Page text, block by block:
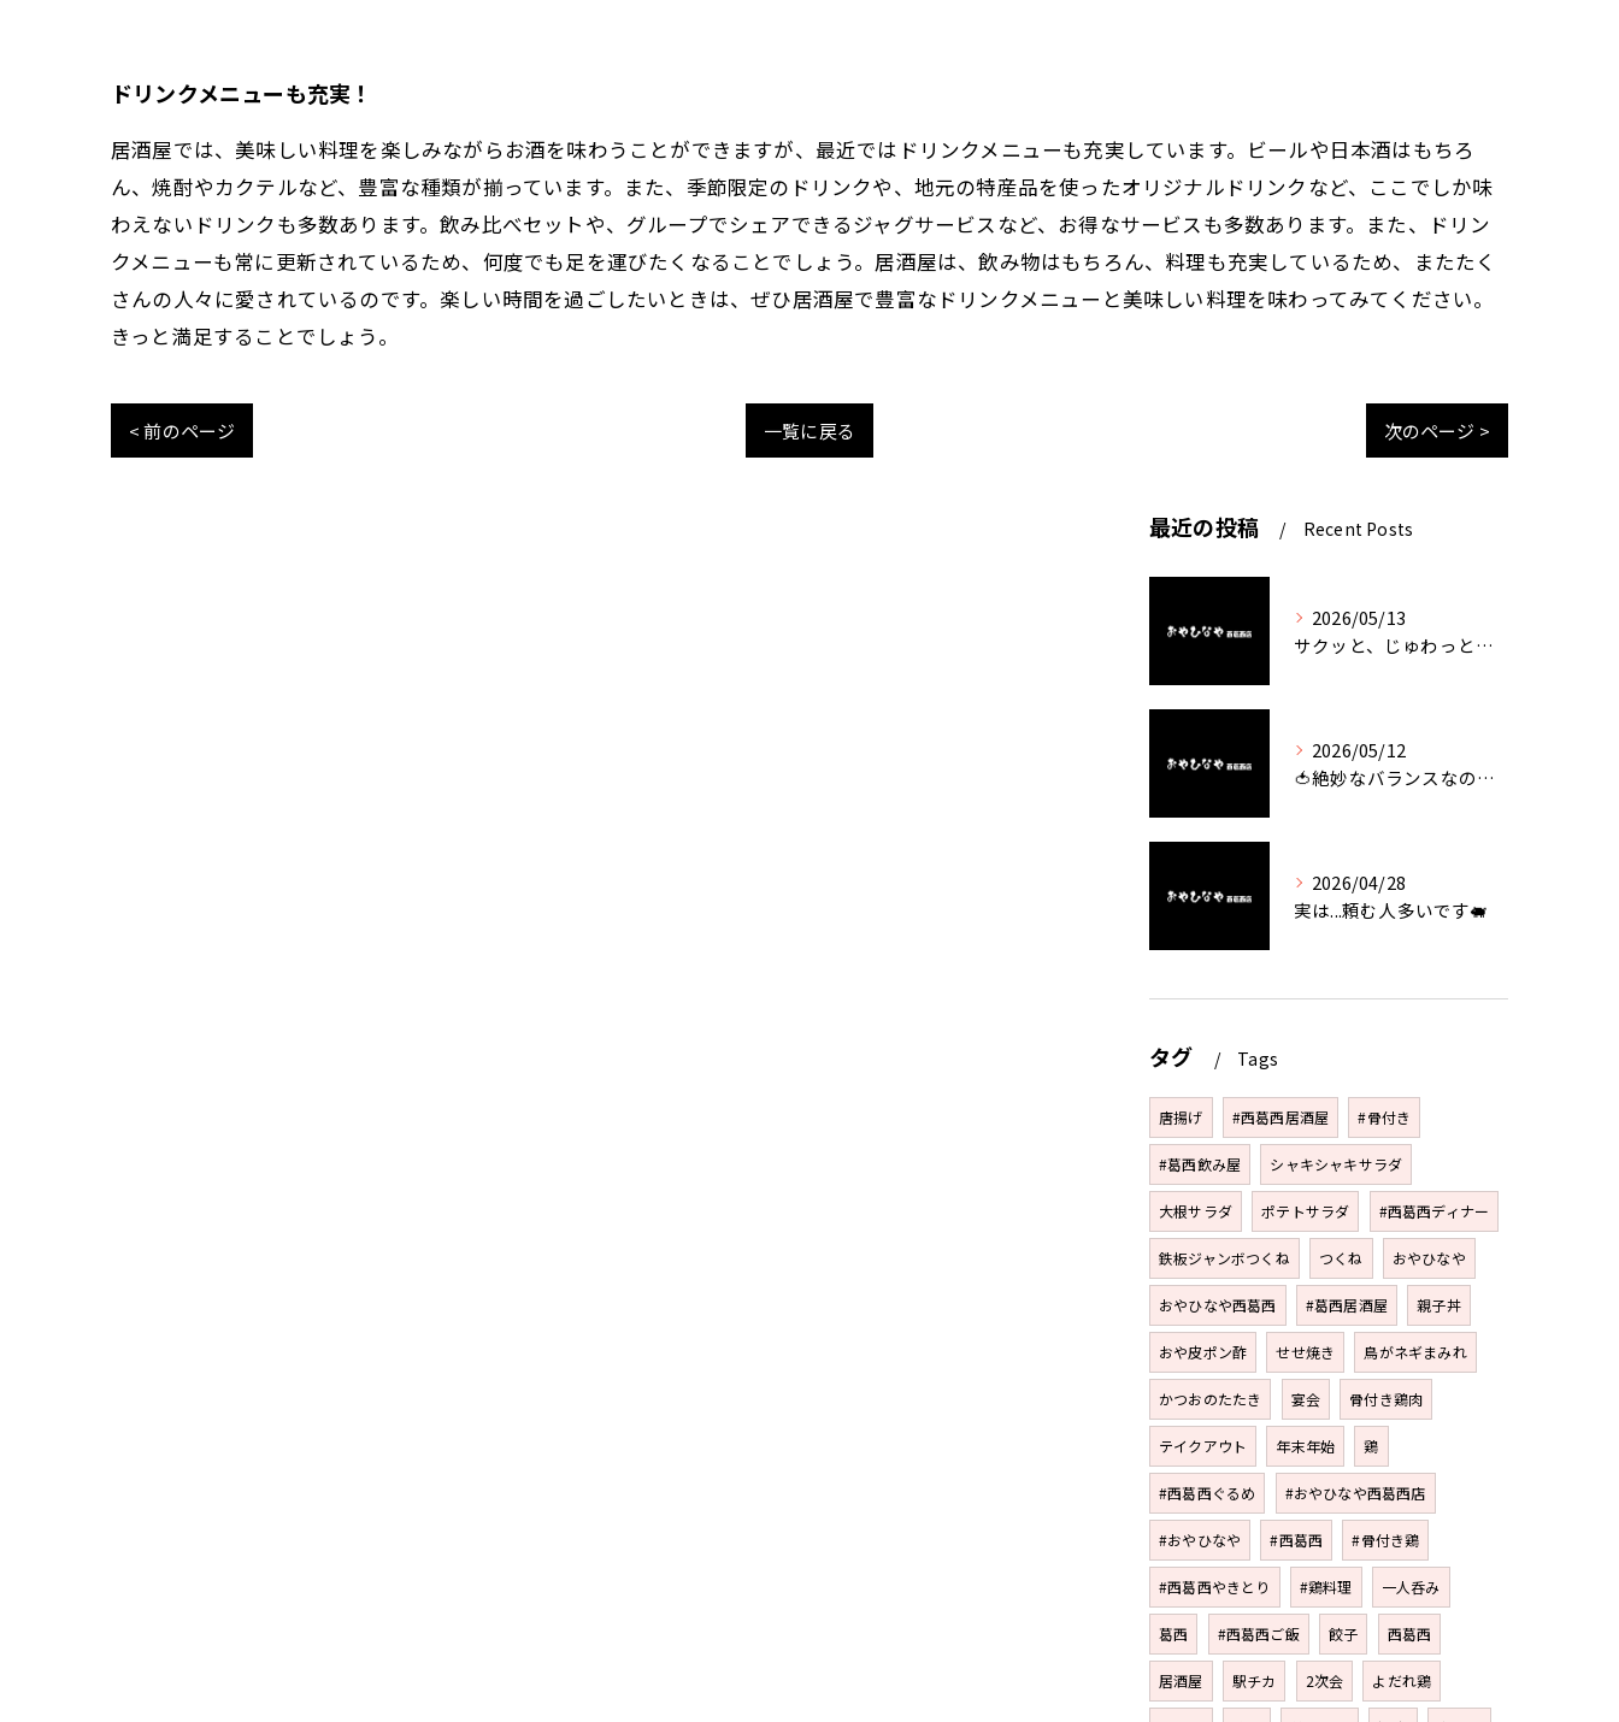
ドリンクメニューも充実！
居酒屋では、美味しい料理を楽しみながらお酒を味わうことができますが、最近ではドリンクメニューも充実しています。ビールや日本酒はもちろ
ん、焼酎やカクテルなど、豊富な種類が揃っています。また、季節限定のドリンクや、地元の特産品を使ったオリジナルドリンクなど、ここでしか味
わえないドリンクも多数あります。飲み比べセットや、グループでシェアできるジャグサービスなど、お得なサービスも多数あります。また、ドリン
クメニューも常に更新されているため、何度でも足を運びたくなることでしょう。居酒屋は、飲み物はもちろん、料理も充実しているため、またたく
さんの人々に愛されているのです。楽しい時間を過ごしたいときは、ぜひ居酒屋で豊富なドリンクメニューと美味しい料理を味わってみてください。
きっと満足することでしょう。
< 前のページ 一覧に戻る 次のページ >
最近の投稿 Recent Posts
2026/05/13
サクッと、じゅわっと。瀬戸内が香るカキフライ
2026/05/12
🍅絶妙なバランスなのに最高な一品🥗
2026/04/28
実は...頼む人多いです🐖
タグ Tags
唐揚げ #西葛西居酒屋 #骨付き
#葛西飲み屋 シャキシャキサラダ
大根サラダ ポテトサラダ #西葛西ディナー
鉄板ジャンボつくね つくね おやひなや
おやひなや西葛西 #葛西居酒屋 親子丼
おや皮ポン酢 せせ焼き 鳥がネギまみれ
かつおのたたき 宴会 骨付き鶏肉
テイクアウト 年末年始 鶏
#西葛西ぐるめ #おやひなや西葛西店
#おやひなや #西葛西 #骨付き鶏
#西葛西やきとり #鶏料理 一人呑み
葛西 #西葛西ご飯 餃子 西葛西
居酒屋 駅チカ 2次会 よだれ鶏